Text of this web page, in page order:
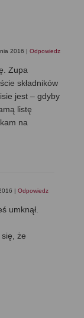
2016 | Odpowiedz
Zupa
składników
jest – gdyby
listę
na
| Odpowiedz
umknął.
się, że